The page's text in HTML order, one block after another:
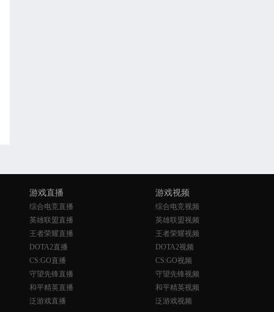
游戏直播
综合电竞直播
英雄联盟直播
王者荣耀直播
DOTA2直播
CS:GO直播
守望先锋直播
和平精英直播
泛游戏直播
游戏视频
综合电竞视频
英雄联盟视频
王者荣耀视频
DOTA2视频
CS:GO视频
守望先锋视频
和平精英视频
泛游戏视频